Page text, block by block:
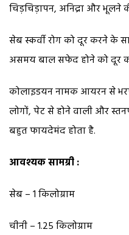
चिड़चिड़ापन, अनिद्रा और भूलने
सेब स्कर्वी रोग को दूर करने के
असमय बाल सफेद होने को दूर
कोलाइडयन नामक आयरन से
लोगों, पेट से होने वाली और
बहुत फायदेमंद होता है.
आवश्यक सामग्री :
सेब – 1 किलोग्राम
चीनी – 1.25 किलोग्राम